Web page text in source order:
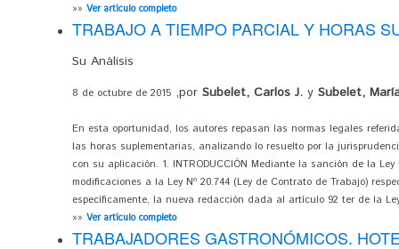
»» Ver artículo completo
TRABAJO A TIEMPO PARCIAL Y HORAS
Su Análisis
8 de octubre de 2015 ,por Subelet, Carlos J. y Subelet,
En esta oportunidad, los autores repasan las normas legales
las horas suplementarias, analizando lo resuelto por la
con su aplicación. 1. INTRODUCCIÓN Mediante la sanción de la
modificaciones a la Ley Nº 20.744 (Ley de Contrato de Trabajo)
específicamente, la nueva redacción dada al artículo 92 ter de la
»» Ver artículo completo
TRABAJADORES GASTRONÓMICOS.